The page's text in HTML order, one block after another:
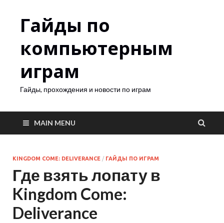
Гайды по
компьютерным
играм
Гайды, прохождения и новости по играм
MAIN MENU
KINGDOM COME: DELIVERANCE / ГАЙДЫ ПО ИГРАМ
Где взять лопату в
Kingdom Come:
Deliverance